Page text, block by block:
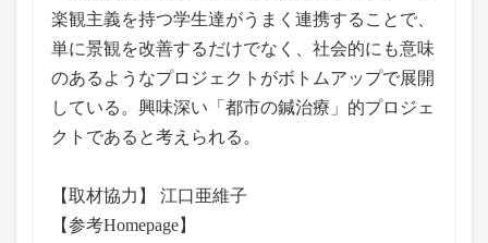
楽観主義を持つ学生達がうまく連携することで、
単に景観を改善するだけでなく、社会的にも意味
のあるようなプロジェクトがボトムアップで展開
している。興味深い「都市の鍼治療」的プロジェ
クトであると考えられる。
【取材協力】 江口亜維子
【参考Homepage】